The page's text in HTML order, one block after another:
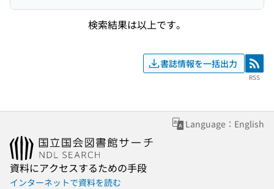
検索結果は以上です。
書誌情報を一括出力 RSS
RSS
Language：English
資料にアクセスするための手段
インターネットで資料を読む